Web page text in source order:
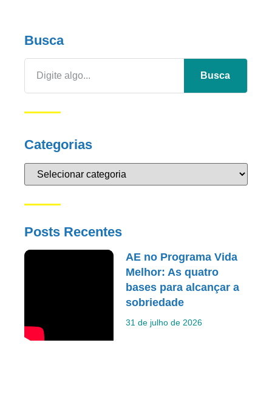
Busca
Busca
Categorias
Posts Recentes
AE no Programa Vida
Melhor: As quatro
bases para alcançar a
sobriedade
31 de julho de 2026